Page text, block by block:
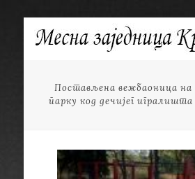
Постављена вежбаоница на
парку код дечијег игралишта